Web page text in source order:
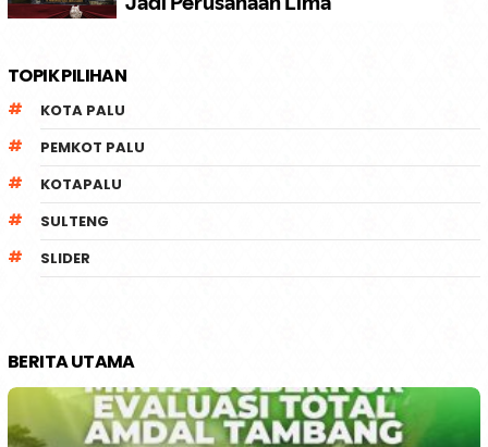
TOPIK PILIHAN
KOTA PALU
PEMKOT PALU
KOTAPALU
SULTENG
SLIDER
BERITA UTAMA